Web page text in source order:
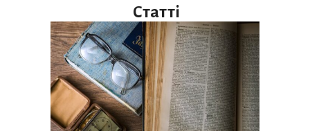
Статті